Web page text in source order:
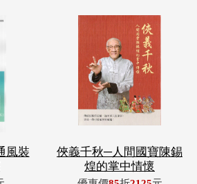
風裝
俠義千秋─人間國寶陳錫
煌的掌中情懷